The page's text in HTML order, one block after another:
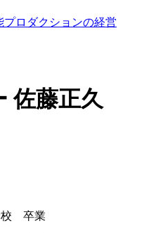
ロダクションの経営
佐藤正久
校 卒業